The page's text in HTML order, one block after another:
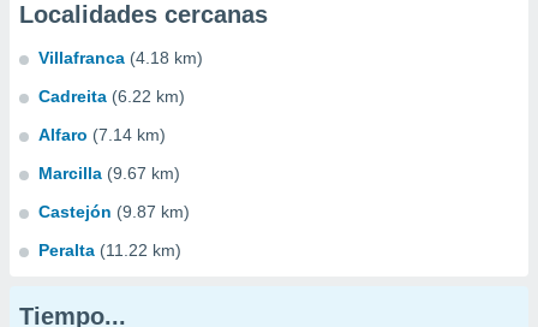
Localidades cercanas
Villafranca (4.18 km)
Cadreita (6.22 km)
Alfaro (7.14 km)
Marcilla (9.67 km)
Castejón (9.87 km)
Peralta (11.22 km)
Tiempo...